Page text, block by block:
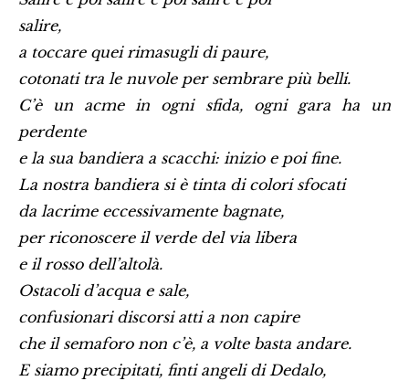
salire,
a toccare quei rimasugli di paure,
cotonati tra le nuvole per sembrare più belli.
C’è un acme in ogni sfida, ogni gara ha un
perdente
e la sua bandiera a scacchi: inizio e poi fine.
La nostra bandiera si è tinta di colori sfocati
da lacrime eccessivamente bagnate,
per riconoscere il verde del via libera
e il rosso dell’altolà.
Ostacoli d’acqua e sale,
confusionari discorsi atti a non capire
che il semaforo non c’è, a volte basta andare.
E siamo precipitati, finti angeli di Dedalo,